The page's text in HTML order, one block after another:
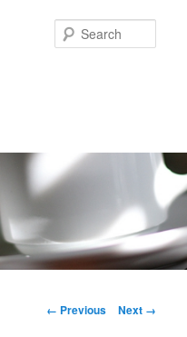
Image
← Previous Next →